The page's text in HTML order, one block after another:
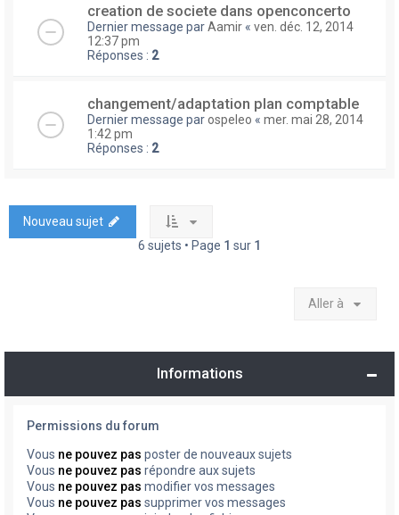
creation de societe dans openconcerto
Dernier message parAamir « ven. déc. 12, 2014
12:37 pm
Réponses : 2
changement/adaptation plan comptable
Dernier message parospeleo « mer. mai 28, 2014
1:42 pm
Réponses : 2
Nouveau sujet
6 sujets • Page 1 sur 1
Aller à
Informations
Permissions du forum
Vous ne pouvez pas poster de nouveaux sujets
Vous ne pouvez pas répondre aux sujets
Vous ne pouvez pas modifier vos messages
Vous ne pouvez pas supprimer vos messages